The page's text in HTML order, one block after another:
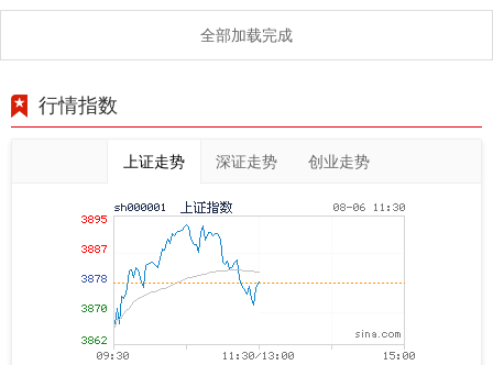
全部加载完成
行情指数
上证走势 深证走势 创业走势